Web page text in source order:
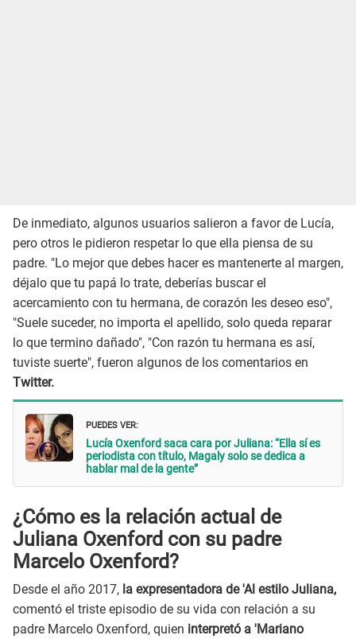
De inmediato, algunos usuarios salieron a favor de Lucía,
pero otros le pidieron respetar lo que ella piensa de su
padre. "Lo mejor que debes hacer es mantenerte al margen,
déjalo que tu papá lo trate, deberías buscar el
acercamiento con tu hermana, de corazón les deseo eso",
"Suele suceder, no importa el apellido, solo queda reparar
lo que termino dañado", "Con razón tu hermana es así,
tuviste suerte", fueron algunos de los comentarios en
Twitter.
PUEDES VER:
Lucía Oxenford saca cara por Juliana: “Ella sí es
periodista con título, Magaly solo se dedica a
hablar mal de la gente”
¿Cómo es la relación actual de
Juliana Oxenford con su padre
Marcelo Oxenford?
Desde el año 2017, la expresentadora de 'Al estilo Juliana,
comentó el triste episodio de su vida con relación a su
padre Marcelo Oxenford, quien interpretó a 'Mariano